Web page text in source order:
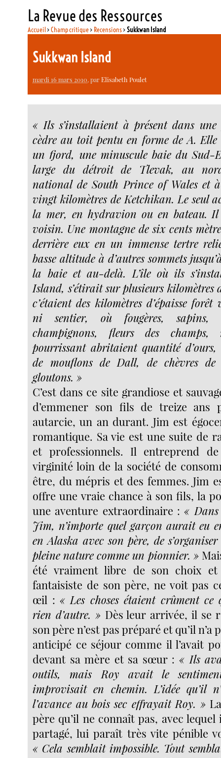
La Revue des Ressources
Accueil>Champ critique> Recensions>Sukkwan Island
Sukkwan Island
mardi 16 mars 2010, parElisabeth Poulet
« Ils s’installaient à présent dans
cèdre au toit pentu en forme de A.
un fjord, une minuscule baie du Sud-
large du détroit de Tlevak, au
national de South Prince of Wales et
vingt kilomètres de Ketchikan. Le seul
la mer, en hydravion ou en bateau.
voisin. Une montagne de six cents
derrière eux en un immense tertre
basse altitude à d’autres sommets
la baie et au-delà. L’île où ils
Island, s’étirait sur plusieurs kilomètres
c’étaient des kilomètres d’épaisse
ni sentier, où fougères, sapins,
champignons, fleurs des champs,
pourrissant abritaient quantité d’ours,
de mouflons de Dall, de chèvres de
gloutons. »
C’est dans ce site grandiose et
d’emmener son fils de treize ans
autarcie, un an durant. Jim est
romantique. Sa vie est une suite de
et professionnels. Il entreprend
virginité loin de la société de
être, du mépris et des femmes. Jim
offre une vraie chance à son fils, la
une aventure extraordinaire :«
Jim, n’importe quel garçon aurait eu
en Alaska avec son père, de
pleine nature comme un pionnier. »
été vraiment libre de son choix et
fantaisiste de son père, ne voit pas
œil : « Les choses étaient crûment ce
rien d’autre. » Dès leur arrivée, il se
son père n’est pas préparé et qu’il
anticipé ce séjour comme il l’avait
devant sa mère et sa sœur : « Ils
outils, mais Roy avait le
improvisait en chemin. L’idée qu’il
l’avance au bois sec effrayait Roy. »
père qu’il ne connaît pas, avec lequel
partagé, lui paraît très vite pénible
« Cela semblait impossible. Tout